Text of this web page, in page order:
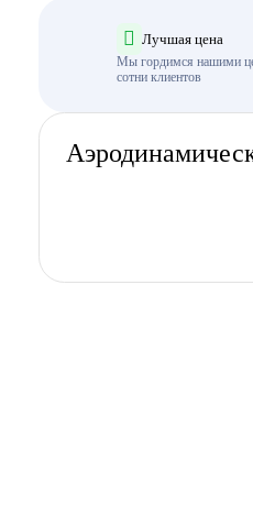
Лучшая цена
Мы гордимся нашими
сотни клиентов